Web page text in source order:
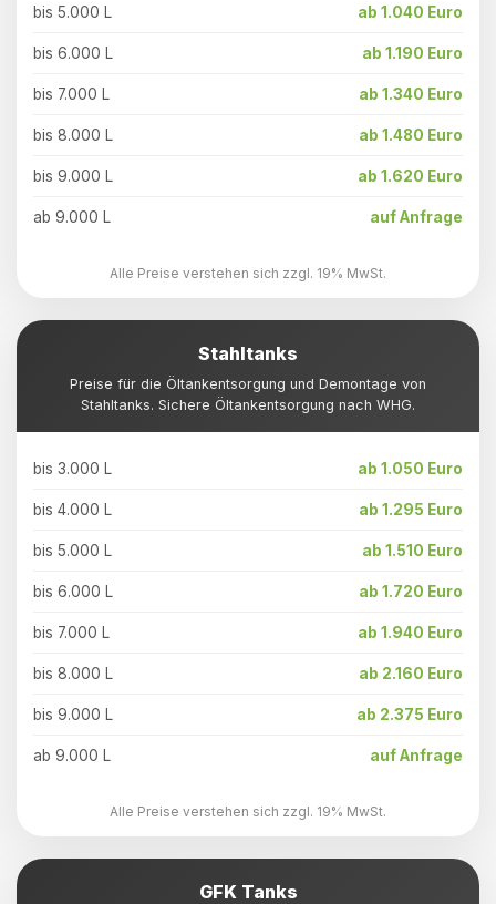
bis 5.000 L ab 1.040 Euro
bis 6.000 L ab 1.190 Euro
bis 7.000 L ab 1.340 Euro
bis 8.000 L ab 1.480 Euro
bis 9.000 L ab 1.620 Euro
ab 9.000 L auf Anfrage
Alle Preise verstehen sich zzgl. 19% MwSt.
Stahltanks
Preise für die Öltankentsorgung und Demontage von
Stahltanks. Sichere Öltankentsorgung nach WHG.
bis 3.000 L ab 1.050 Euro
bis 4.000 L ab 1.295 Euro
bis 5.000 L ab 1.510 Euro
bis 6.000 L ab 1.720 Euro
bis 7.000 L ab 1.940 Euro
bis 8.000 L ab 2.160 Euro
bis 9.000 L ab 2.375 Euro
ab 9.000 L auf Anfrage
Alle Preise verstehen sich zzgl. 19% MwSt.
GFK Tanks